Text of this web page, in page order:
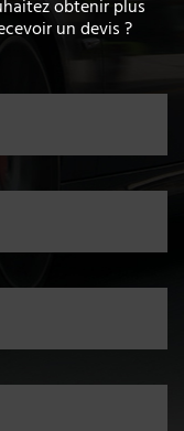
obtenir plus
un devis ?